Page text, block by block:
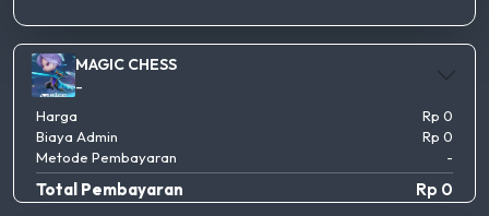
MAGIC CHESS
-
Harga
Rp 0
Biaya Admin
Rp 0
Metode Pembayaran
-
Total Pembayaran Rp 0